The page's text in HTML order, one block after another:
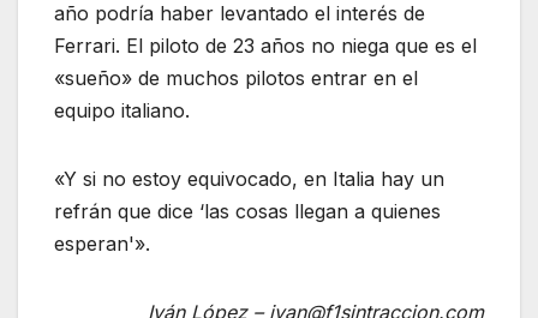
año podría haber levantado el interés de
Ferrari. El piloto de 23 años no niega que es el
«sueño» de muchos pilotos entrar en el
equipo italiano.
«Y si no estoy equivocado, en Italia hay un
refrán que dice ‘las cosas llegan a quienes
esperan'».
Iván López – ivan@f1sintraccion.com